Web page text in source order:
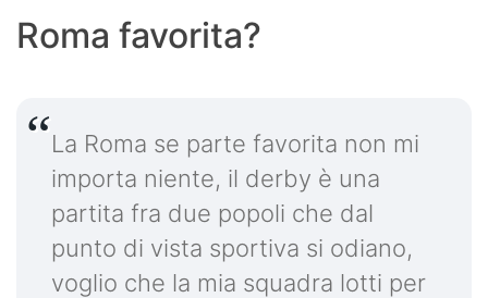
Roma favorita?
La Roma se parte favorita non mi
importa niente, il derby è una
partita fra due popoli che dal
punto di vista sportiva si odiano,
voglio che la mia squadra lotti per